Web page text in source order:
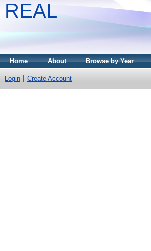
REAL
Home About Browse by Year
Login Create Account